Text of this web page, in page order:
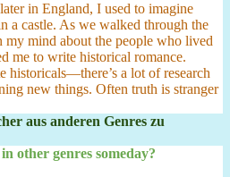
in England, I used to imagine
a castle. As we walked through the
my mind about the people who lived
me to write historical romance.
historicals—there’s a lot of research
new things. Often truth is stranger
aus anderen Genres zu
other genres someday?